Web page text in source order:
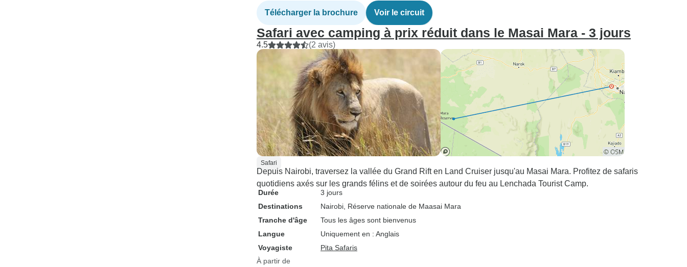
Télécharger la brochure Voir le circuit
Safari avec camping à prix réduit dans le Masai Mara - 3 jours
4.5 (2 avis)
Safari
Depuis Nairobi, traversez la vallée du Grand Rift en Land Cruiser jusqu'au Masai Mara. Profitez de safaris
quotidiens axés sur les grands félins et de soirées autour du feu au Lenchada Tourist Camp.
Durée
3 jours
Destinations
Nairobi , Réserve nationale de Maasai Mara
Tranche d'âge
Tous les âges sont bienvenus
Langue
Uniquement en : Anglais
Voyagiste
Pita Safaris
À partir de